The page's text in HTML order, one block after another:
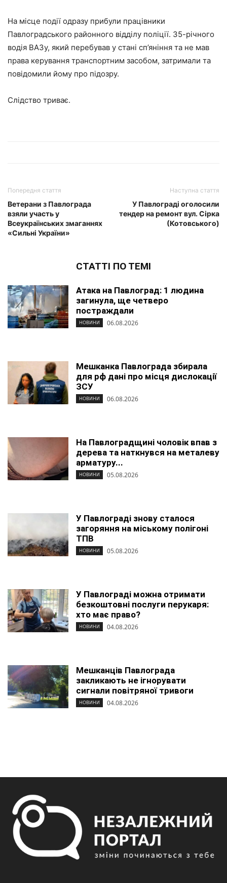
На місце події одразу прибули працівники
Павлоградського районного відділу поліції. 35-річного
водія ВАЗу, який перебував у стані сп’яніння та не мав
права керування транспортним засобом, затримали та
повідомили йому про підозру.
Слідство триває.
Попередня стаття
Ветерани з Павлограда
взяли участь у
Всеукраїнських змаганнях
«Сильні України»
Наступна стаття
У Павлограді оголосили
тендер на ремонт вул. Сірка
(Котовського)
СТАТТІ ПО ТЕМІ
Атака на Павлоград: 1 людина
загинула, ще четверо
постраждали
НОВИНИ 06.08.2026
Мешканка Павлограда збирала
для рф дані про місця дислокації
ЗСУ
НОВИНИ 06.08.2026
На Павлоградщині чоловік впав з
дерева та наткнувся на металеву
арматуру...
НОВИНИ 05.08.2026
У Павлограді знову сталося
загоряння на міському полігоні
ТПВ
НОВИНИ 05.08.2026
У Павлограді можна отримати
безкоштовні послуги перукаря:
хто має право?
НОВИНИ 04.08.2026
Мешканців Павлограда
закликають не ігнорувати
сигнали повітряної тривоги
НОВИНИ 04.08.2026